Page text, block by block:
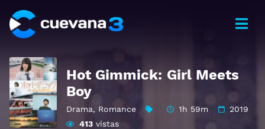
Hot Gimmick: Girl Meets
Boy
Drama, Romance 1h 59m
2019
413 vistas